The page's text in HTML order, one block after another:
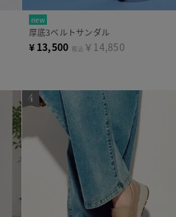
new
厚底3ベルトサンダル
¥ 13,500 税込 ￥14,850